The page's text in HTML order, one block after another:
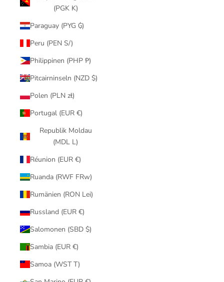
(PGK K)
Paraguay (PYG ₲)
Peru (PEN S/)
Philippinen (PHP ₱)
Pitcairninseln (NZD $)
Polen (PLN zł)
Portugal (EUR €)
Republik Moldau
(MDL L)
Réunion (EUR €)
Ruanda (RWF FRw)
Rumänien (RON Lei)
Russland (EUR €)
Salomonen (SBD $)
Sambia (EUR €)
Samoa (WST T)